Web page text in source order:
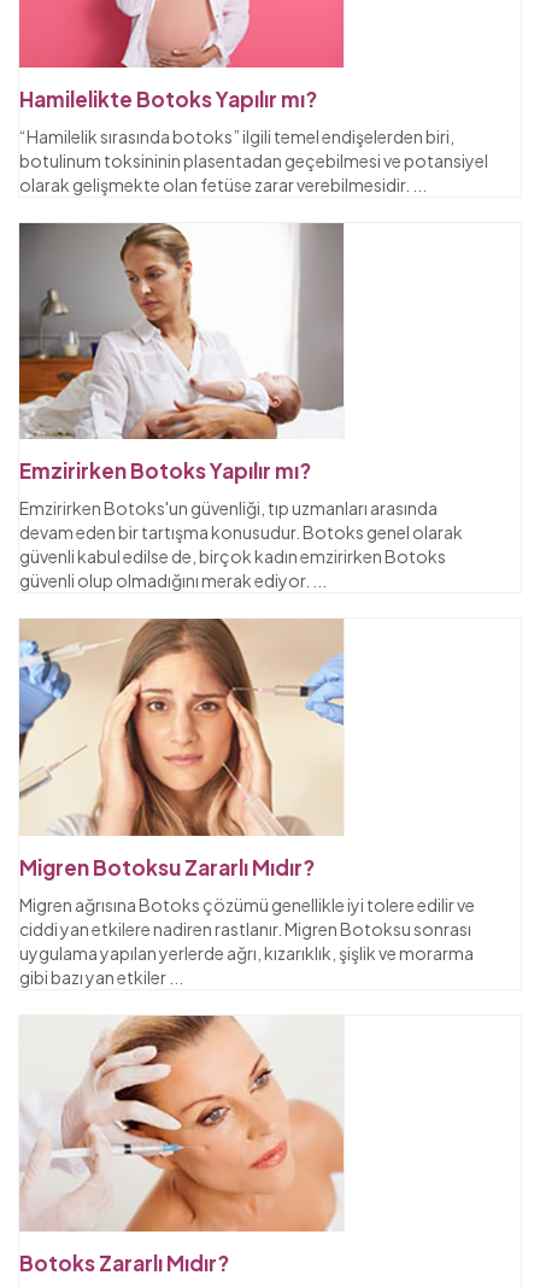
Hamilelikte Botoks Yapılır mı?
“Hamilelik sırasında botoks” ilgili temel endişelerden biri,
botulinum toksininin plasentadan geçebilmesi ve potansiyel
olarak gelişmekte olan fetüse zarar verebilmesidir.
Emzirirken Botoks Yapılır mı?
Emzirirken Botoks'un güvenliği, tıp uzmanları arasında
devam eden bir tartışma konusudur. Botoks genel olarak
güvenli kabul edilse de, birçok kadın emzirirken Botoks
güvenli olup olmadığını merak ediyor.
Migren Botoksu Zararlı Mıdır?
Migren ağrısına Botoks çözümü genellikle iyi tolere edilir ve
ciddi yan etkilere nadiren rastlanır. Migren Botoksu sonrası
uygulama yapılan yerlerde ağrı, kızarıklık, şişlik ve morarma
gibi bazı yan etkiler
Botoks Zararlı Mıdır?